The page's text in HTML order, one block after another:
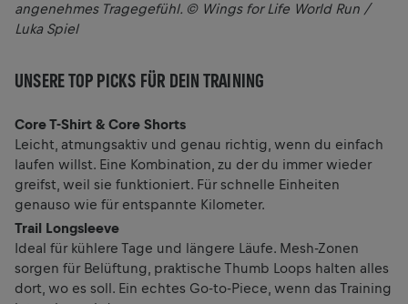
angenehmes Tragegefühl. © Wings for Life World Run /
Luka Spiel
UNSERE TOP PICKS FÜR DEIN TRAINING
Core T-Shirt & Core Shorts
Leicht, atmungsaktiv und genau richtig, wenn du einfach
laufen willst. Eine Kombination, zu der du immer wieder
greifst, weil sie funktioniert. Für schnelle Einheiten
genauso wie für entspannte Kilometer.
Trail Longsleeve
Ideal für kühlere Tage und längere Läufe. Mesh-Zonen
sorgen für Belüftung, praktische Thumb Loops halten alles
dort, wo es soll. Ein echtes Go-to-Piece, wenn das Training